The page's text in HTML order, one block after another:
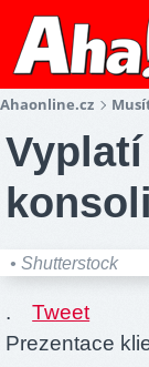
Ahaonline.cz
• Shutterstock
.
Tweet
Prezentace